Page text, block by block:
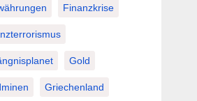
Finanzkrise
Gold
Griechenland